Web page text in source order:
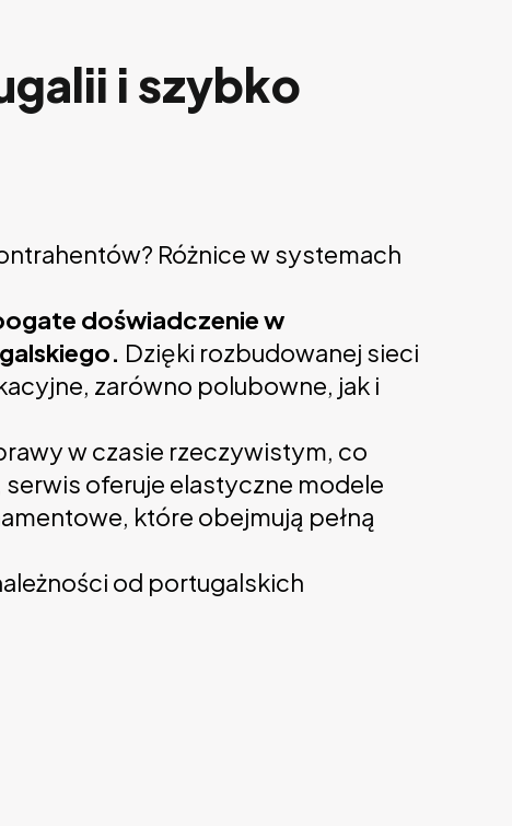
i szybko
Różnice w systemach
doświadczenie w
Dzięki rozbudowanej sieci
zarówno polubowne, jak i
w czasie rzeczywistym, co
oferuje elastyczne modele
które obejmują pełną
od portugalskich